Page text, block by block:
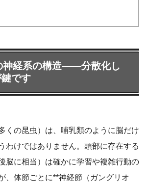
神経系の構造――分散化し
です
くの昆虫）は、哺乳類のように脳だけ
わけではありません。頭部に存在する
脳に相当）は確かに学習や複雑行動の
、体節ごとに**神経節（ガングリオ